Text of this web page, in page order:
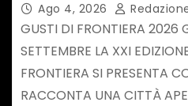
Ago 4, 2026
GUSTI DI FRONTIERA 2026
SETTEMBRE LA XXI
FRONTIERA SI PRESENTA
RACCONTA UNA CITTÀ